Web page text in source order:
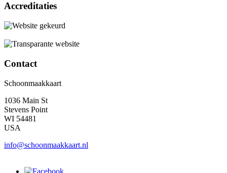
Accreditaties
Contact
Schoonmaakkaart
1036 Main St
Stevens Point
WI 54481
USA
info@schoonmaakkaart.nl